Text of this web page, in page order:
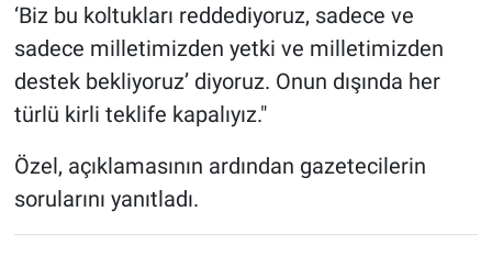
‘Biz bu koltukları reddediyoruz, sadece ve
sadece milletimizden yetki ve milletimizden
destek bekliyoruz’ diyoruz. Onun dışında her
türlü kirli teklife kapalıyız."
Özel, açıklamasının ardından gazetecilerin
sorularını yanıtladı.